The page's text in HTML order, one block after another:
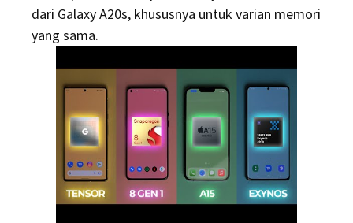
dari Galaxy A20s, khususnya untuk varian memori
yang sama.